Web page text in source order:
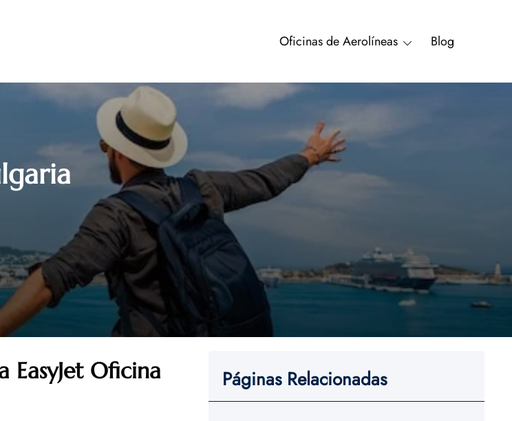
Oficinas de Aerolíneas Blog
Oficina
Páginas Relacionadas